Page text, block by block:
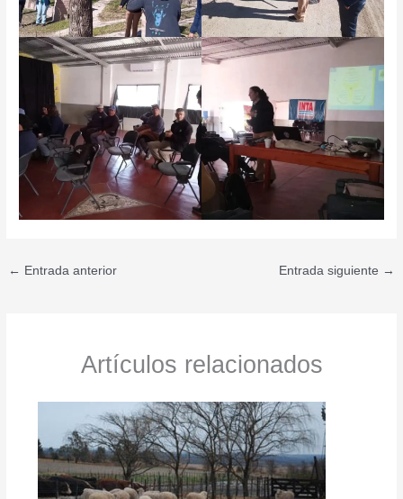
← Entrada anterior Entrada siguiente →
Artículos relacionados